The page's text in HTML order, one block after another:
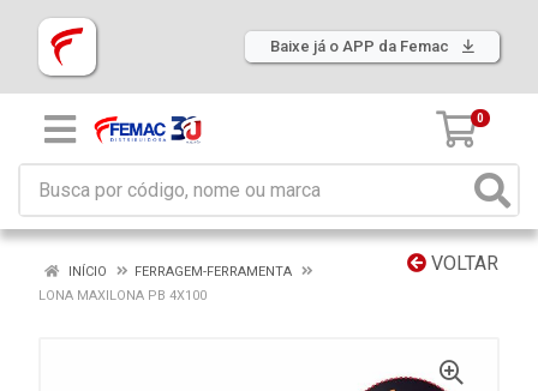
Baixe já o APP da Femac
0
VOLTAR
INÍCIO
FERRAGEM-FERRAMENTA
LONA MAXILONA PB 4X100